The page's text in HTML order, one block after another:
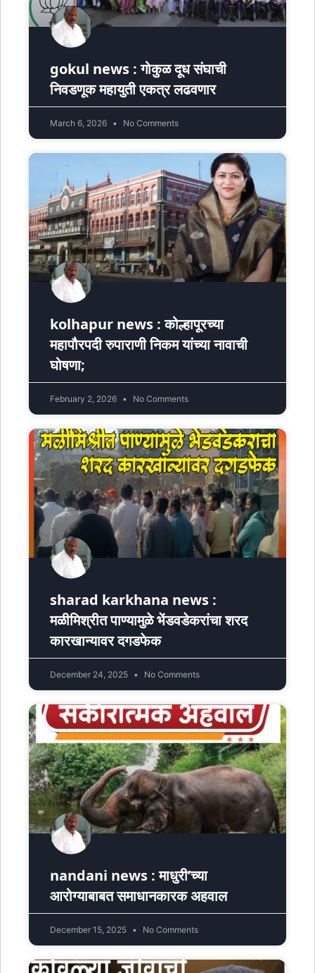
gokul news : गोकुळ दूध संघाची
निवडणूक महायुती एकत्र लढवणार
March 6, 2026 No Comments
kolhapur news : कोल्हापूरच्या
महापौरपदी रुपाराणी निकम यांच्या नावाची
घोषणा;
February 2, 2026 No Comments
sharad karkhana news :
मळीमिश्रीत पाण्यामुळे भेंडवडेकरांचा शरद
कारखान्यावर दगडफेक
December 24, 2025 No Comments
nandani news : माधुरी’च्या
आरोग्याबाबत समाधानकारक अहवाल
December 15, 2025 No Comments